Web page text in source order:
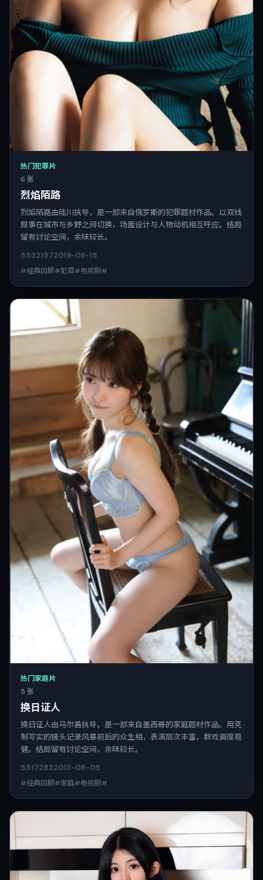
热门犯罪片
6 张
烈焰陌路
烈焰陌路由陆川执导，是一部来自俄罗斯的犯罪题材作品。以双线
叙事在城市与乡野之间切换，场面设计与人物动机相互呼应。结局
留有讨论空间，余味较长。
55321572019-09-15
#经典回顾#犯罪#电视剧#
热门家庭片
5 张
换日证人
换日证人由乌尔善执导，是一部来自墨西哥的家庭题材作品。用克
制写实的镜头记录风暴前后的众生相，表演层次丰富，群戏调度稳
健。结局留有讨论空间，余味较长。
55172832013-08-05
#经典回顾#家庭#电视剧#